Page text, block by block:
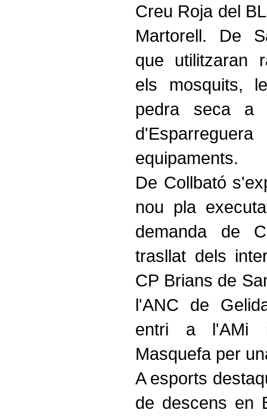
Creu Roja del
Martorell. De
que utilitzaran
els mosquits,
pedra seca a
equipaments.
De Collbató
nou pla
demanda de
trasllat dels
CP Brians de
l'ANC de
entri a l'AMi
Masquefa per
A esports
de descens en